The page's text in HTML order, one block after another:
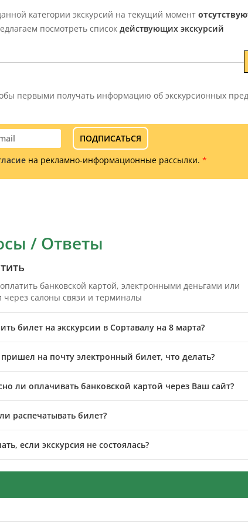
категории экскурсий на текущий момент
посмотреть список действующих экскурсий
первыми получать информацию об экскурсионных
ПОДПИСАТЬСЯ
на рекламно-информационные рассылки. *
/ Ответы
банковской картой, электронными деньгами или
салоны связи и терминалы
билет на экскурсии в Сортавалу на 8 марта?
на почту электронный билет, что делать?
ли оплачивать банковской картой через Ваш сайт?
распечатывать билет?
если экскурсия не состоялась?